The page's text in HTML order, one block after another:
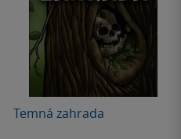
Temná zahrada